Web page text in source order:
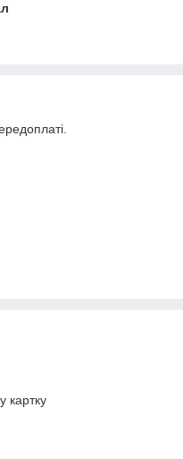
картку